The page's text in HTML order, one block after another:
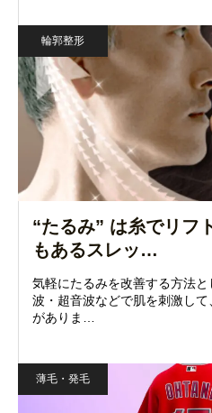
輪郭整形
“たるみ” は糸でリフ
もあるスレッ…
気軽にたるみを改善する方法
波・超音波などで肌を刺激し
がありま…
薄毛・発毛